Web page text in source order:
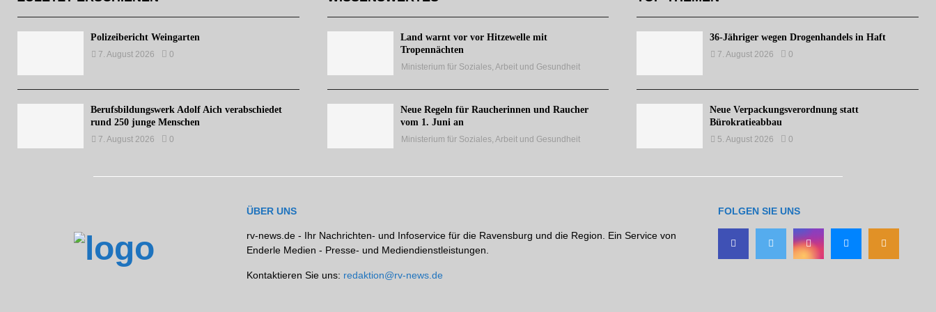
Polizeibericht Weingarten
7. August 2026 0
Berufsbildungswerk Adolf Aich verabschiedet
rund 250 junge Menschen
7. August 2026 0
Land warnt vor vor Hitzewelle mit
Tropennächten
Ministerium für Soziales, Arbeit und Gesundheit
Neue Regeln für Raucherinnen und Raucher
vom 1. Juni an
Ministerium für Soziales, Arbeit und Gesundheit
36-Jähriger wegen Drogenhandels in Haft
7. August 2026 0
Neue Verpackungsverordnung statt
Bürokratieabbau
5. August 2026 0
ÜBER UNS
rv-news.de - Ihr Nachrichten- und Infoservice für die Ravensburg und die Region. Ein Service von
Enderle Medien - Presse- und Mediendienstleistungen.
Kontaktieren Sie uns: redaktion@rv-news.de
FOLGEN SIE UNS